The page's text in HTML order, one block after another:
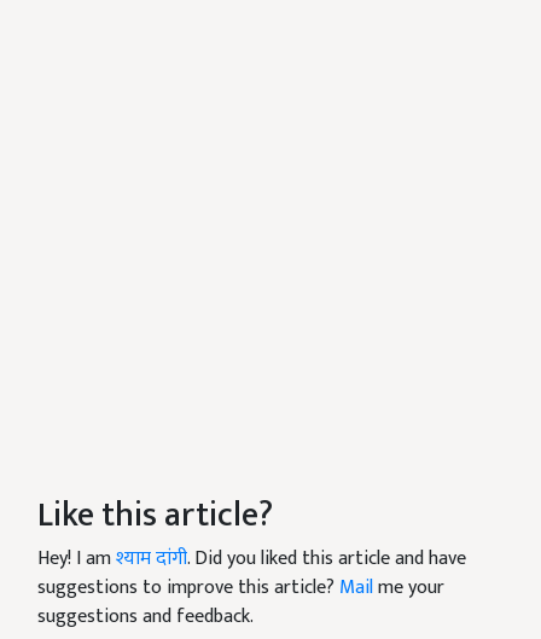
Like this article?
Hey! I amश्याम दांगी. Did you liked this article and have
suggestions to improve this article? Mailme your
suggestions and feedback.